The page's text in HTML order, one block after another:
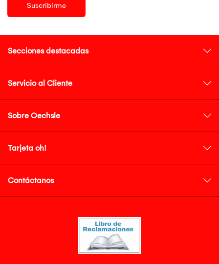
Suscribirme
Secciones destacadas
Servicio al Cliente
Sobre Oechsle
Tarjeta oh!
Contáctanos